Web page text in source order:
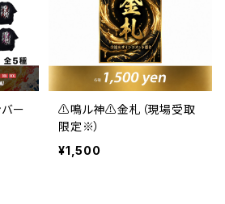
バー
⚠️鳴ル神⚠️金札（現場受取
限定※）
¥1,500